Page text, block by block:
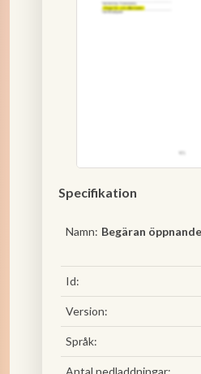
Specifikation
Namn: Begäran
Id:
Version:
Språk:
Antal nedladdningar: